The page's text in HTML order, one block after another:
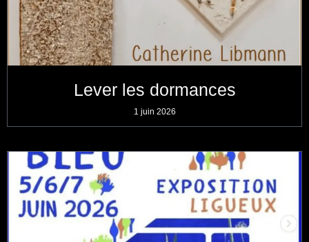
Lever les dormances
1 juin 2026